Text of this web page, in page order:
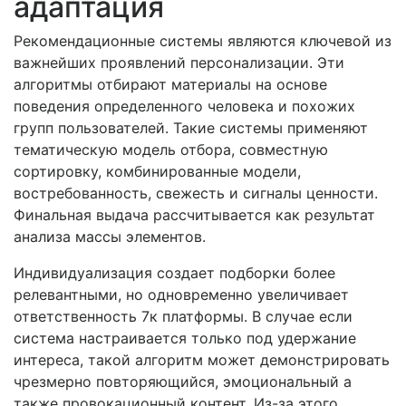
адаптация
Рекомендационные системы являются ключевой из
важнейших проявлений персонализации. Эти
алгоритмы отбирают материалы на основе
поведения определенного человека и похожих
групп пользователей. Такие системы применяют
тематическую модель отбора, совместную
сортировку, комбинированные модели,
востребованность, свежесть и сигналы ценности.
Финальная выдача рассчитывается как результат
анализа массы элементов.
Индивидуализация создает подборки более
релевантными, но одновременно увеличивает
ответственность 7к платформы. В случае если
система настраивается только под удержание
интереса, такой алгоритм может демонстрировать
чрезмерно повторяющийся, эмоциональный а